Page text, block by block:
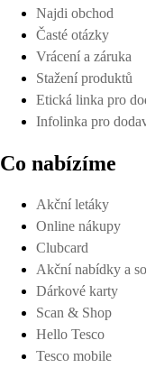
Najdi obchod
Časté otázky
Vrácení a záruka
Stažení produktů
Etická linka pro
Infolinka pro
Co nabízíme
Akční letáky
Online nákupy
Clubcard
Akční nabídky a
Dárkové karty
Scan & Shop
Hello Tesco
Tesco mobile